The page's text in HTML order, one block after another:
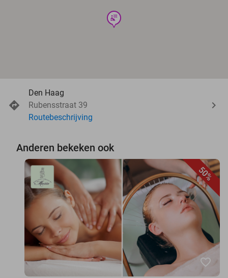
wellness
Den Haag
Rubensstraat 39
Routebeschrijving
Anderen bekeken ook
50%
favorite_border